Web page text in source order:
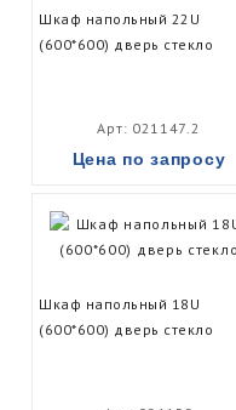
Шкаф напольный 22U
(600*600) дверь стекло
Арт: 021147.2
Цена по запросу
Шкаф напольный 18U
(600*600) дверь стекло